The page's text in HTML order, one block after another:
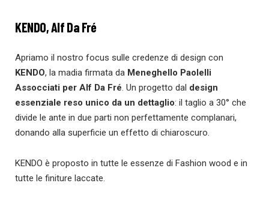
KENDO, Alf Da Fré
Apriamo il nostro focus sulle credenze di design con
KENDO, la madia firmata da Meneghello Paolelli
Assocciati per Alf Da Fré. Un progetto dal design
essenziale reso unico da un dettaglio: il taglio a 30° che
divide le ante in due parti non perfettamente complanari,
donando alla superficie un effetto di chiaroscuro.
KENDO è proposto in tutte le essenze di Fashion wood e in
tutte le finiture laccate.